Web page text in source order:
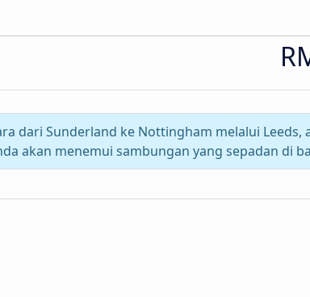
dari Sunderland ke Nottingham melalui
akan menemui sambungan yang sepadan di